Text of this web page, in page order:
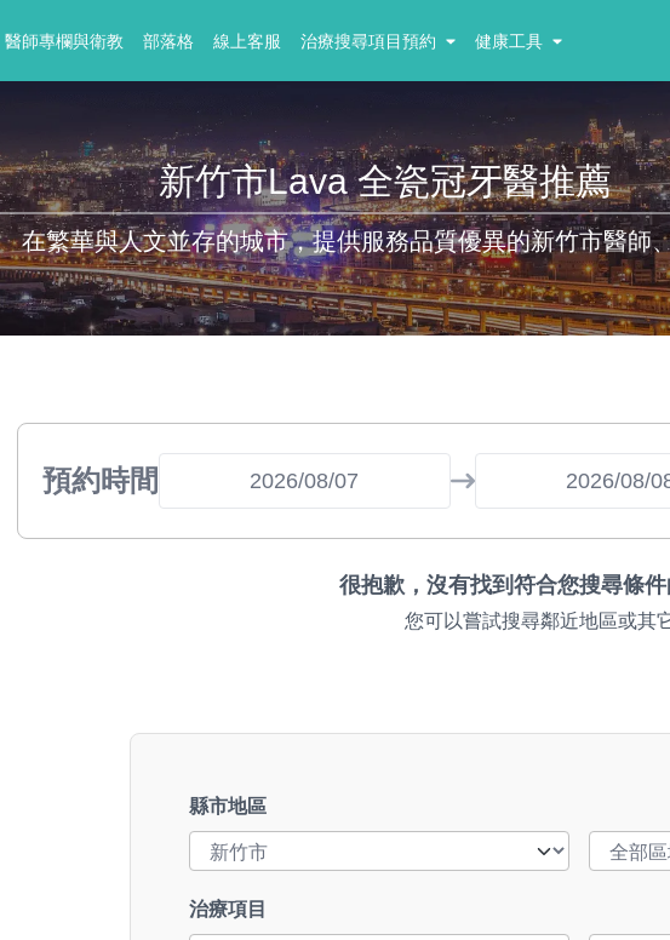
醫師專欄與衛教 部落格 線上客服 治療搜尋項目預約 健康工具
新竹市Lava 全瓷冠牙醫推薦
在繁華與人文並存的城市，提供服務品質優異的新竹市醫師
預約時間
很抱歉，沒有找到符合您搜尋條件
您可以嘗試搜尋鄰近地區或其
縣市地區
治療項目